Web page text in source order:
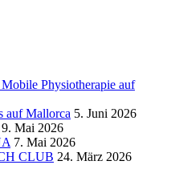
Physiotherapie auf
auf Mallorca 5. Juni 2026
9. Mai 2026
7. Mai 2026
CLUB 24. März 2026